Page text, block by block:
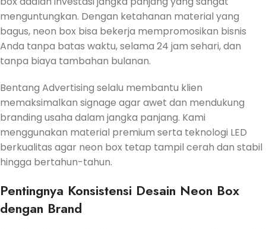
menguntungkan. Dengan ketahanan material yang
bagus, neon box bisa bekerja mempromosikan bisnis
Anda tanpa batas waktu, selama 24 jam sehari, dan
tanpa biaya tambahan bulanan.
Bentang Advertising selalu membantu klien
memaksimalkan signage agar awet dan mendukung
branding usaha dalam jangka panjang. Kami
menggunakan material premium serta teknologi LED
berkualitas agar neon box tetap tampil cerah dan stabil
hingga bertahun-tahun.
Pentingnya Konsistensi Desain Neon Box
dengan Brand